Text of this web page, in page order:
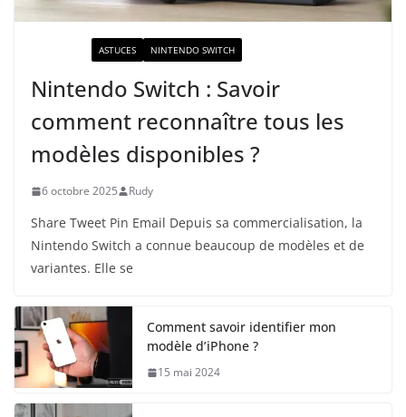
ASTUCES NINTENDO SWITCH
Nintendo Switch : Savoir
comment reconnaître tous les
modèles disponibles ?
6 octobre 2025 Rudy
Share Tweet Pin Email Depuis sa commercialisation, la
Nintendo Switch a connue beaucoup de modèles et de
variantes. Elle se
Comment savoir identifier mon
modèle d’iPhone ?
15 mai 2024